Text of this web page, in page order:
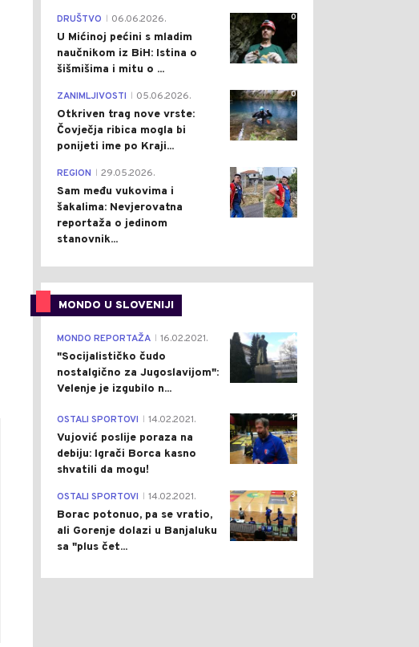
0
DRUŠTVO 06.06.2026.
U Mićinoj pećini s mladim
naučnikom iz BiH: Istina o
šišmišima i mitu o ...
0
ZANIMLJIVOSTI 05.06.2026.
Otkriven trag nove vrste:
Čovječja ribica mogla bi
ponijeti ime po Kraji...
0
REGION 29.05.2026.
Sam među vukovima i
šakalima: Nevjerovatna
reportaža o jedinom
stanovnik...
MONDO U SLOVENIJI
4
MONDO REPORTAŽA 16.02.2021.
"Socijalističko čudo
nostalgično za Jugoslavijom":
Velenje je izgubilo n...
1
OSTALI SPORTOVI 14.02.2021.
Vujović poslije poraza na
debiju: Igrači Borca kasno
shvatili da mogu!
3
OSTALI SPORTOVI 14.02.2021.
Borac potonuo, pa se vratio,
ali Gorenje dolazi u Banjaluku
sa "plus čet...